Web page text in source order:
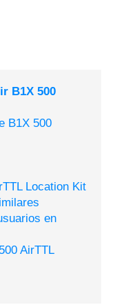
B1X 500
B1X 500
Location Kit
en
AirTTL